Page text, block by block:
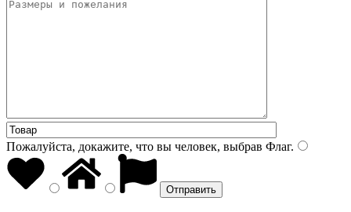
Пожалуйста, докажите, что вы человек, выбрав Флаг.